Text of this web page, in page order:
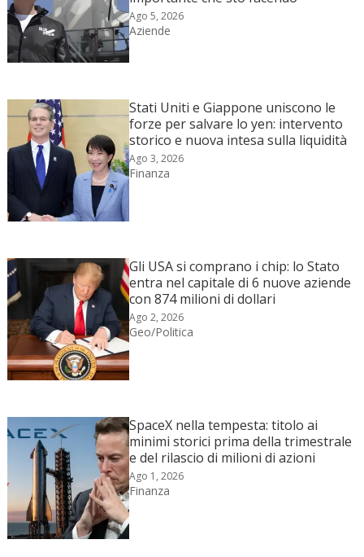
Ago 5, 2026
Aziende
Stati Uniti e Giappone uniscono le
forze per salvare lo yen: intervento
storico e nuova intesa sulla liquidità
Ago 3, 2026
Finanza
Gli USA si comprano i chip: lo Stato
entra nel capitale di 6 nuove aziende
con 874 milioni di dollari
Ago 2, 2026
Geo/Politica
SpaceX nella tempesta: titolo ai
minimi storici prima della trimestrale
e del rilascio di milioni di azioni
Ago 1, 2026
Finanza